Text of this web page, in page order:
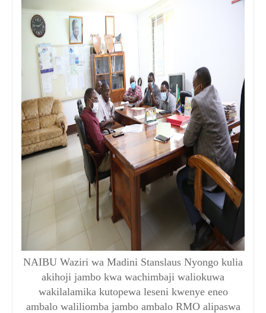
NAIBU Waziri wa Madini Stanslaus Nyongo kulia
akihoji jambo kwa wachimbaji waliokuwa
wakilalamika kutopewa leseni kwenye eneo
ambalo waliliomba jambo ambalo RMO alipaswa